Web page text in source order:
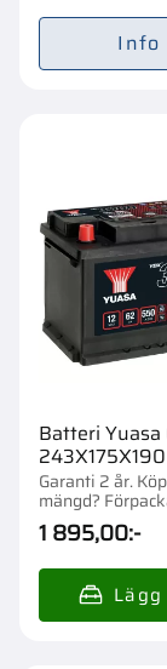
Info
Batteri
243X175X190
Garanti 2 år.
mängd?
1/57 st.
1 895,00:-